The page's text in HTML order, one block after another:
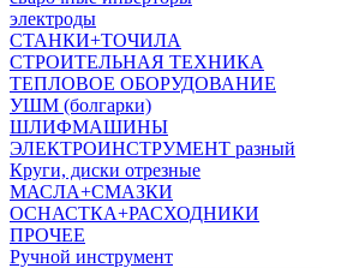
электроды
СТАНКИ+ТОЧИЛА
СТРОИТЕЛЬНАЯ ТЕХНИКА
ТЕПЛОВОЕ ОБОРУДОВАНИЕ
УШМ (болгарки)
ШЛИФМАШИНЫ
ЭЛЕКТРОИНСТРУМЕНТ разный
Круги, диски отрезные
МАСЛА+СМАЗКИ
ОСНАСТКА+РАСХОДНИКИ
ПРОЧЕЕ
Ручной инструмент